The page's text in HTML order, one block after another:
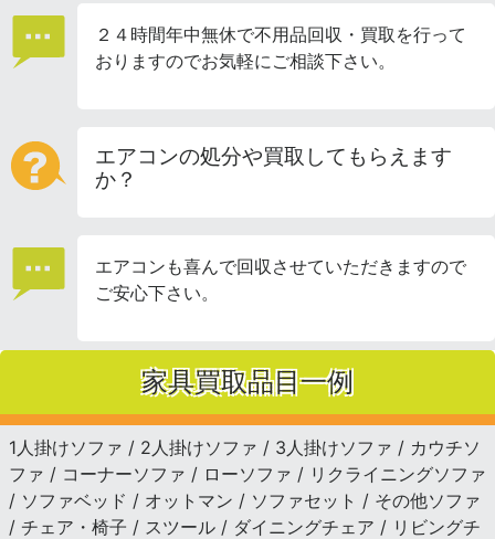
２４時間年中無休で不用品回収・買取を行って
おりますのでお気軽にご相談下さい。
エアコンの処分や買取してもらえます
か？
エアコンも喜んで回収させていただきますので
ご安心下さい。
家具買取品目一例
1人掛けソファ / 2人掛けソファ / 3人掛けソファ / カウチソ
ファ / コーナーソファ / ローソファ / リクライニングソファ
/ ソファベッド / オットマン / ソファセット / その他ソファ
/ チェア・椅子 / スツール / ダイニングチェア / リビングチ